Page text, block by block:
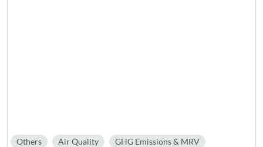
Others Air Quality
GHG Emissions & MRV